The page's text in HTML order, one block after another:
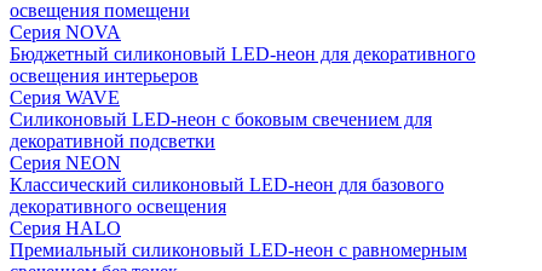
освещения помещени
Серия NOVA
Бюджетный силиконовый LED-неон для декоративного
освещения интерьеров
Серия WAVE
Силиконовый LED-неон с боковым свечением для
декоративной подсветки
Серия NEON
Классический силиконовый LED-неон для базового
декоративного освещения
Серия HALO
Премиальный силиконовый LED-неон с равномерным